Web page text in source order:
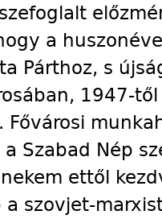
a
Párthoz, s
1947-
Fővárosi
Szabad Nép
ettől
szovjet-